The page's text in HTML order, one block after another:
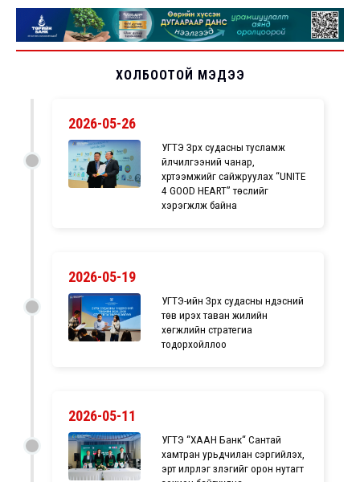
ХОЛБООТОЙ МЭДЭЭ
2026-05-26
УГТЭ Зүрх судасны тусламж
үйлчилгээний чанар,
хүртээмжийг сайжруулах “UNITE
4 GOOD HEART” төслийг
хэрэгжүүлж байна
2026-05-19
УГТЭ-ийн Зүрх судасны үндэсний
төв ирэх таван жилийн
хөгжлийн стратегиа
тодорхойллоо
2026-05-11
УГТЭ “ХААН Банк“ Сантай
хамтран урьдчилан сэргийлэх,
эрт илрүүлэг үзлэгийг орон нутагт